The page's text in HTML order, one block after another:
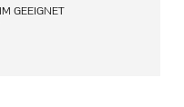
GEEIGNET